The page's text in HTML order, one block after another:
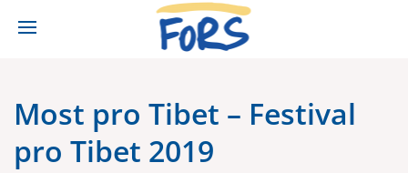
Most pro Tibet – Festival
pro Tibet 2019